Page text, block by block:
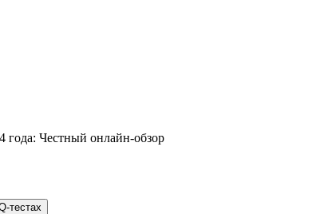
года: Честный онлайн-обзор
тестах